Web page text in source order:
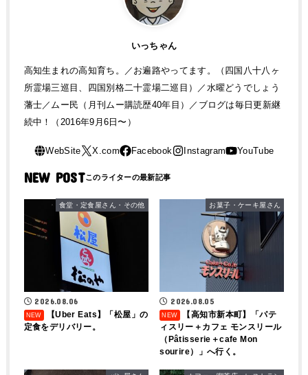
いっちゃん
高知生まれの高知育ち。／お遍路やってます。（四国八十八ヶ
所霊場三巡目、四国別格二十霊場二巡目）／水曜どうでしょう
藩士／ムー民（月刊ムー購読歴40年目）／ブログは毎日更新継
続中！（2016年9月6日〜）
NEW POST
食堂・定食屋さん・その他
2026.08.06
【Uber Eats】「松屋」の
定食をデリバリー。
お菓子・ケーキ屋さん
2026.08.05
【高知市新本町】「パテ
ィスリー＋カフェ モンスリール
（Pâtisserie＋cafe Mon
sourire）」へ行く。